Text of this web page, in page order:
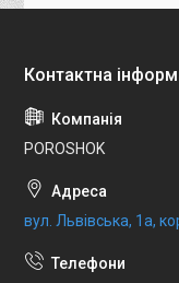
POROSHOK
вул. Львівська, 1а,